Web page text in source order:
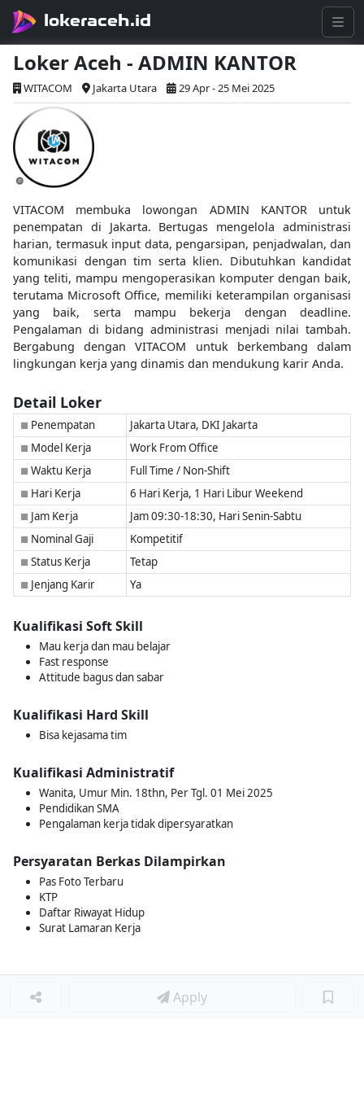
lokeraceh.id
Loker Aceh - ADMIN KANTOR
WITACOM Jakarta Utara 29 Apr - 25 Mei 2025
VITACOM membuka lowongan ADMIN KANTOR untuk
penempatan di Jakarta. Bertugas mengelola administrasi
harian, termasuk input data, pengarsipan, penjadwalan, dan
komunikasi dengan tim serta klien. Dibutuhkan kandidat
yang teliti, mampu mengoperasikan komputer dengan baik,
terutama Microsoft Office, memiliki keterampilan organisasi
yang baik, serta mampu bekerja dengan deadline.
Pengalaman di bidang administrasi menjadi nilai tambah.
Bergabung dengan VITACOM untuk berkembang dalam
lingkungan kerja yang dinamis dan mendukung karir Anda.
Detail Loker
■ Penempatan Jakarta Utara, DKI Jakarta
■ Model Kerja Work From Office
■ Waktu Kerja Full Time / Non-Shift
■ Hari Kerja 6 Hari Kerja, 1 Hari Libur Weekend
■ Jam Kerja Jam 09:30-18:30, Hari Senin-Sabtu
■ Nominal Gaji Kompetitif
■ Status Kerja Tetap
■ Jenjang Karir Ya
Kualifikasi Soft Skill
Mau kerja dan mau belajar
Fast response
Attitude bagus dan sabar
Kualifikasi Hard Skill
Bisa kejasama tim
Kualifikasi Administratif
Wanita, Umur Min. 18thn, Per Tgl. 01 Mei 2025
Pendidikan SMA
Pengalaman kerja tidak dipersyaratkan
Persyaratan Berkas Dilampirkan
Pas Foto Terbaru
KTP
Daftar Riwayat Hidup
Surat Lamaran Kerja
Apply